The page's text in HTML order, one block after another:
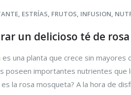
, ESTRÍAS, FRUTOS, INFUSION,
un delicioso té de
es una planta que crece sin mayores
poseen importantes nutrientes
es la rosa mosqueta? A la hora de